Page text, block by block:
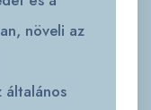
növeli az
általános